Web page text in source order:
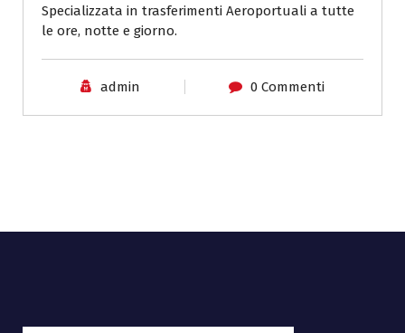
Specializzata in trasferimenti Aeroportuali a tutte
le ore, notte e giorno.
admin 0 Commenti